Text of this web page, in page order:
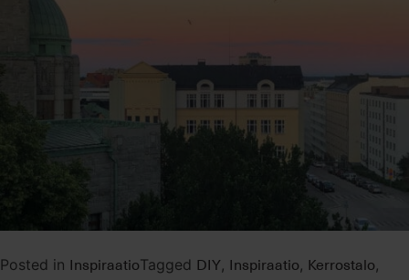
Posted in InspiraatioTagged DIY, Inspiraatio, Kerrostalo,